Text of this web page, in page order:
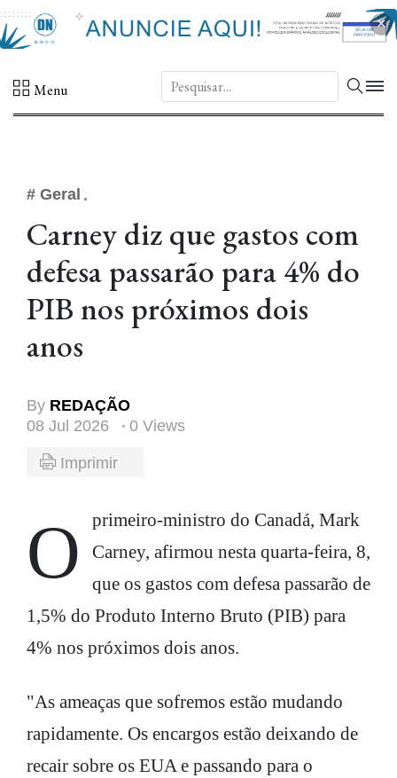
×
Menu DN.
# Geral
Carney diz que gastos com
defesa passarão para 4% do
PIB nos próximos dois
anos
By REDAÇÃO
08 Jul 2026
0 Views
Imprimir
O primeiro-ministro do Canadá, Mark
Carney, afirmou nesta quarta-feira, 8,
que os gastos com defesa passarão de
1,5% do Produto Interno Bruto (PIB) para
4% nos próximos dois anos.
"As ameaças que sofremos estão mudando
rapidamente. Os encargos estão deixando de
recair sobre os EUA e passando para o